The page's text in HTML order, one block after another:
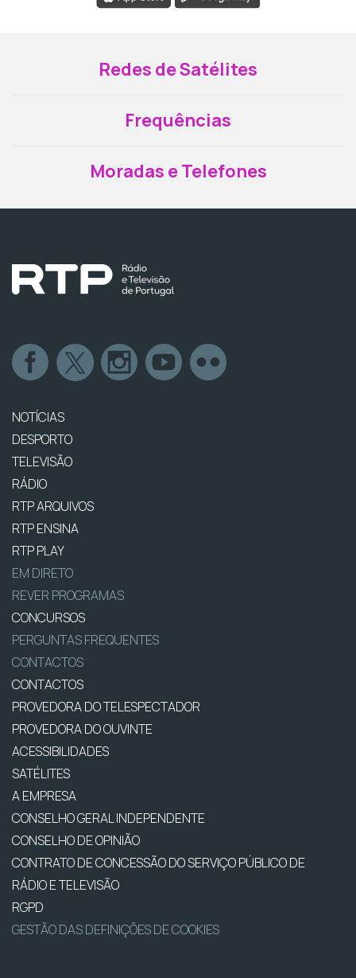
Redes de Satélites
Frequências
Moradas e Telefones
NOTÍCIAS
DESPORTO
TELEVISÃO
RÁDIO
RTP ARQUIVOS
RTP ENSINA
RTP PLAY
EM DIRETO
REVER PROGRAMAS
CONCURSOS
PERGUNTAS FREQUENTES
CONTACTOS
CONTACTOS
PROVEDORA DO TELESPECTADOR
PROVEDORA DO OUVINTE
ACESSIBILIDADES
SATÉLITES
A EMPRESA
CONSELHO GERAL INDEPENDENTE
CONSELHO DE OPINIÃO
CONTRATO DE CONCESSÃO DO SERVIÇO PÚBLICO DE
RÁDIO E TELEVISÃO
RGPD
GESTÃO DAS DEFINIÇÕES DE COOKIES